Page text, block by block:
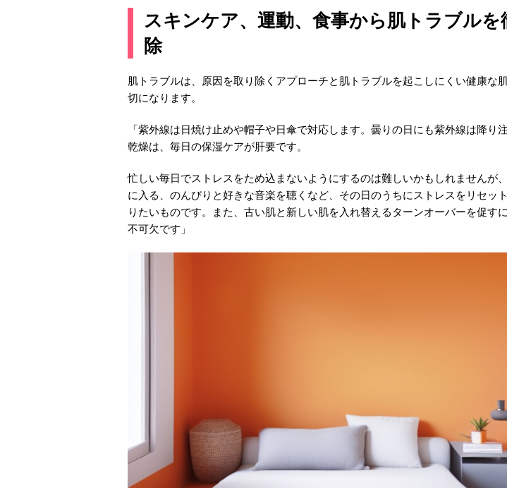
スキンケア、運動、食事から肌トラブルを
除
肌トラブルは、原因を取り除くアプローチと肌トラブルを起こしにくい健康な
切になります。
「紫外線は日焼け止めや帽子や日傘で対応します。曇りの日にも紫外線は降り
乾燥は、毎日の保湿ケアが肝要です。
忙しい毎日でストレスをため込まないようにするのは難しいかもしれませんが
に入る、のんびりと好きな音楽を聴くなど、その日のうちにストレスをリセッ
りたいものです。また、古い肌と新しい肌を入れ替えるターンオーバーを促す
不可欠です」